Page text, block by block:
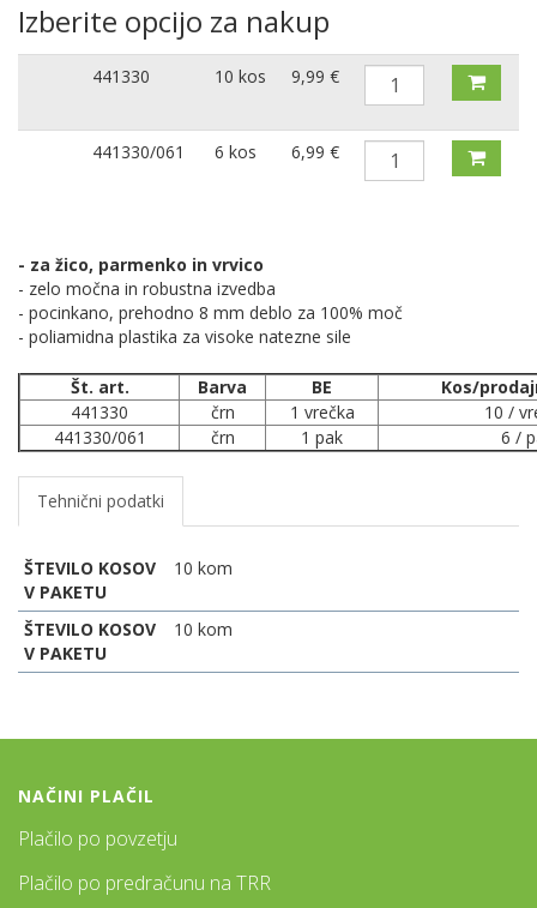
Izberite opcijo za nakup
441330 10 kos 9,99 €
441330/061 6 kos 6,99 €
- za žico, parmenko in vrvico
- zelo močna in robustna izvedba
- pocinkano, prehodno 8 mm deblo za 100% moč
- poliamidna plastika za visoke natezne sile
Št. art. Barva BE
Kos/
441330
črn 1 vrečka
10 /
441330/061
črn 1 pak 6 /
Tehnični podatki
ŠTEVILO KOSOV
V PAKETU
10 kom
ŠTEVILO KOSOV
V PAKETU
10 kom
NAČINI PLAČIL
Plačilo po povzetju
Plačilo po predračunu na TRR